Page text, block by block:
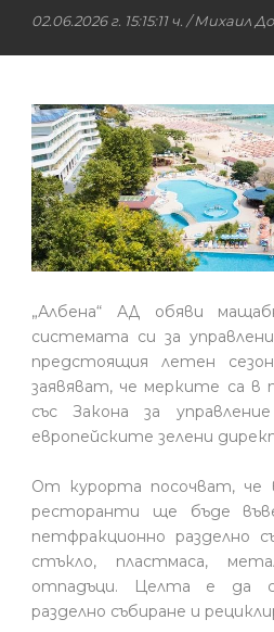
02.06.2026 г. 15:15:11 ч. /Михаил
„Албена“ АД обяви
системата си за
предстоящия летен
заявяват, че мерките са в
със Закона за
европейските зелени
От курорта посочват, че
ресторанти ще бъде
петфракционно разделно
стъкло, пластмаса,
отпадъци. Целта е да
разделно събиране и